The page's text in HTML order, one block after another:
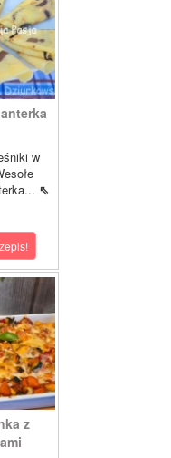
w
⇖
z